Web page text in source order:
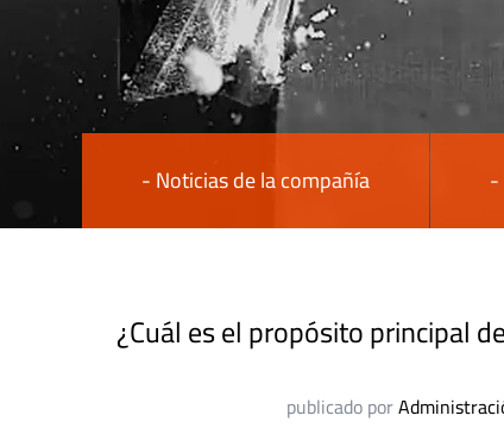
- Noticias de la compañía -
¿Cuál es el propósito principal
publicado por